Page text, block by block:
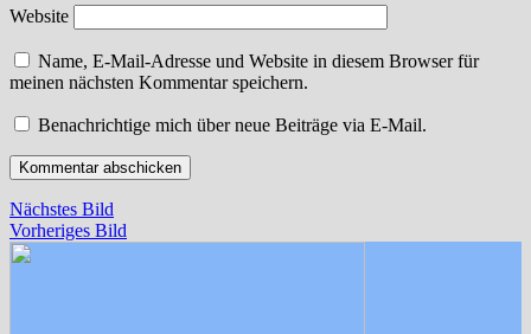
Website
Name, E-Mail-Adresse und Website in diesem Browser für
meinen nächsten Kommentar speichern.
Benachrichtige mich über neue Beiträge via E-Mail.
Nächstes Bild
Vorheriges Bild